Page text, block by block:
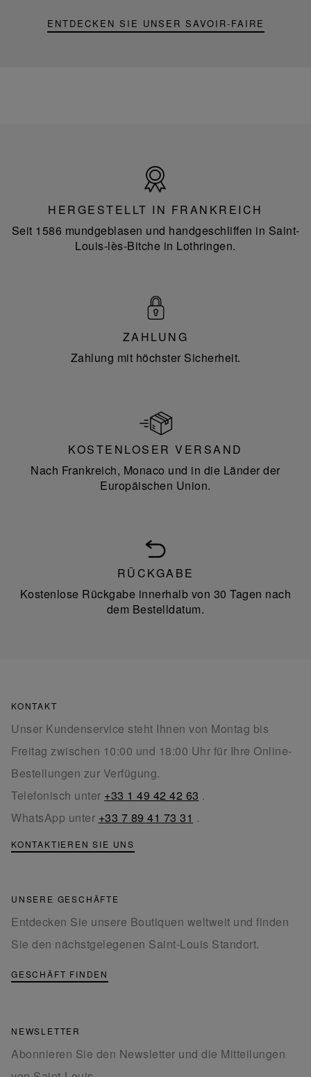
ENTDECKEN SIE UNSER SAVOIR-FAIRE
Frankreich
HERGESTELLT IN FRANKREICH
Seit 1586 mundgeblasen und handgeschliffen in Saint-
Louis-lès-Bitche in Lothringen.
ZAHLUNG
Zahlung mit höchster Sicherheit.
KOSTENLOSER VERSAND
Nach Frankreich, Monaco und in die Länder der
Europäischen Union.
RÜCKGABE
Kostenlose Rückgabe innerhalb von 30 Tagen nach
dem Bestelldatum.
KONTAKT
Unser Kundenservice steht Ihnen von Montag bis
Freitag zwischen 10:00 und 18:00 Uhr für Ihre Online-
Bestellungen zur Verfügung.
Telefonisch unter +33 1 49 42 42 63 .
WhatsApp unter +33 7 89 41 73 31 .
KONTAKTIEREN SIE UNS
UNSERE GESCHÄFTE
Entdecken Sie unsere Boutiquen weltweit und finden
Sie den nächstgelegenen Saint-Louis Standort.
GESCHÄFT FINDEN
NEWSLETTER
Abonnieren Sie den Newsletter und die Mitteilungen